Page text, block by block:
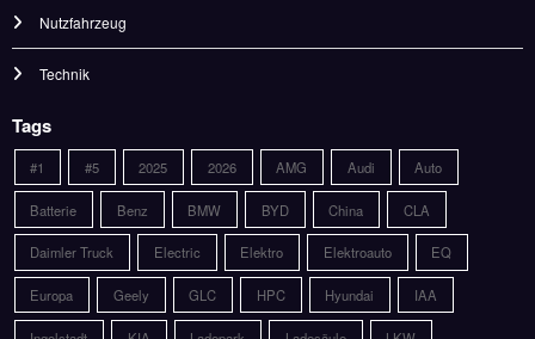
Nutzfahrzeug
Technik
Tags
#1 #5 2025 2026 AMG Audi Auto
Batterie Benz BMW BYD China CLA
Daimler Truck Electric Elektro Elektroauto EQ
Europa Geely GLC HPC Hyundai IAA